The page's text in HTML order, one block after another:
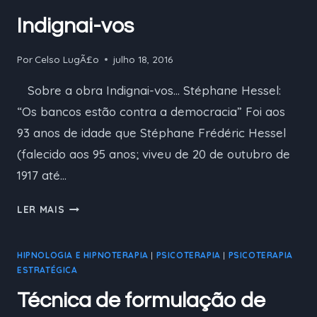
Indignai-vos
Por Celso LugÃ£o julho 18, 2016
Sobre a obra Indignai-vos… Stéphane Hessel:
“Os bancos estão contra a democracia” Foi aos
93 anos de idade que Stéphane Frédéric Hessel
(falecido aos 95 anos; viveu de 20 de outubro de
1917 até…
LER MAIS INDIGNAI-
HIPNOLOGIA E HIPNOTERAPIA | PSICOTERAPIA | PSICOTERAPIA
ESTRATÉGICA
Técnica de formulação de